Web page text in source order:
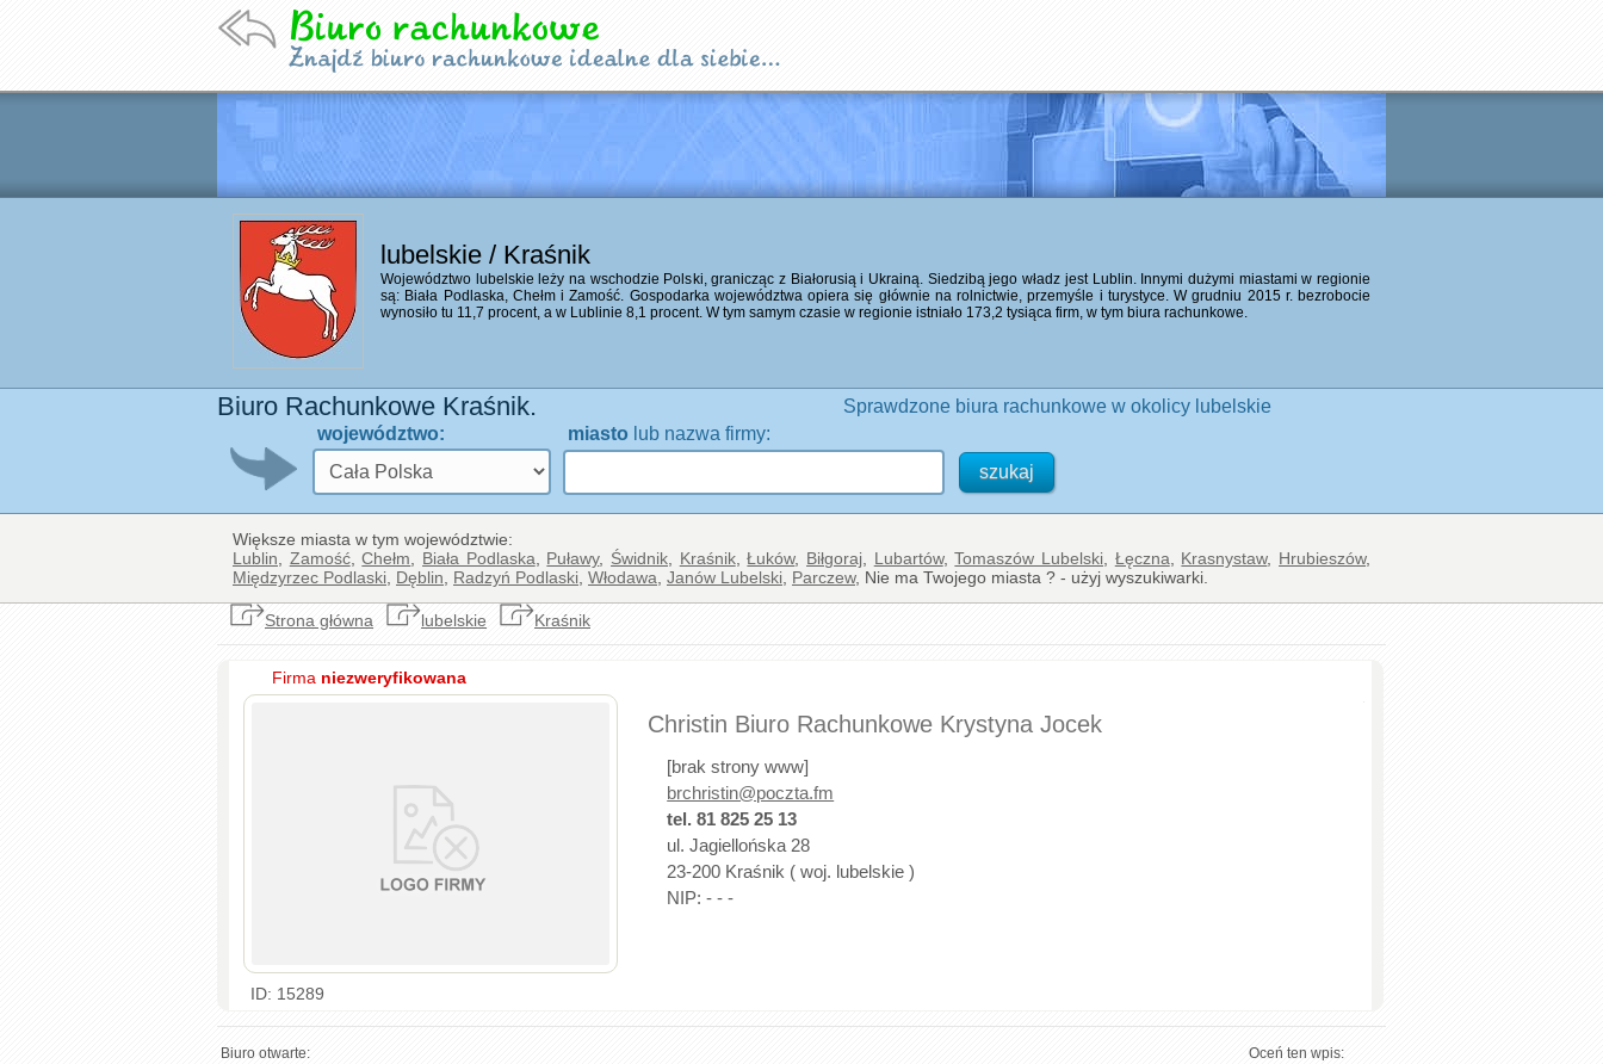
lubelskie / Kraśnik
Województwo lubelskie leży na wschodzie Polski, granicząc z Białorusią i Ukrainą. Siedzibą jego władz jest Lublin. Innymi dużymi miastami w regionie
są: Biała Podlaska, Chełm i Zamość. Gospodarka województwa opiera się głównie na rolnictwie, przemyśle i turystyce. W grudniu 2015 r. bezrobocie
wynosiło tu 11,7 procent, a w Lublinie 8,1 procent. W tym samym czasie w regionie istniało 173,2 tysiąca firm, w tym biura rachunkowe.
Biuro Rachunkowe Kraśnik.
Sprawdzone biura rachunkowe w okolicy lubelskie
województwo:
miasto lub nazwa firmy:
Większe miasta w tym województwie:
Lublin
Zamość,Chełm Biała Podlaska Puławy, Świdnik Kraśnik,Łuków, Biłgoraj Lubartów,Tomaszów Lubelski Łęczna Krasnystaw, Hrubieszów,
Międzyrzec Podlaski Dęblin Radzyń Podlaski Włodawa Janów Lubelski Parczew, Nie ma Twojego miasta ? - użyj wyszukiwarki.
Strona główna lubelskie Kraśnik
Firma niezweryfikowana
ID: 15289
Christin Biuro Rachunkowe Krystyna Jocek
[brak strony www]
brchristin@poczta.fm
tel. 81 825 25 13
ul. Jagiellońska 28
23-200 Kraśnik ( woj. lubelskie )
NIP: - - -
Biuro otwarte: Oceń ten wpis: